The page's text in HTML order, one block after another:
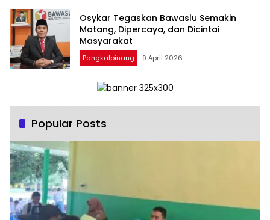
Osykar Tegaskan Bawaslu Semakin
Matang, Dipercaya, dan Dicintai
Masyarakat
Pangkalpinang 9 April 2026
Popular Posts